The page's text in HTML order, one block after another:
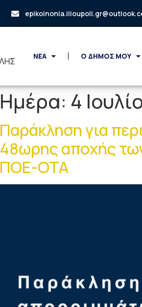
ΝΕΑ Ο ΔΗΜΟΣ ΜΟΥ
Ημέρα: 4
Παράκληση για
48ωρης αποχής
ΠΟΕ-ΟΤΑ